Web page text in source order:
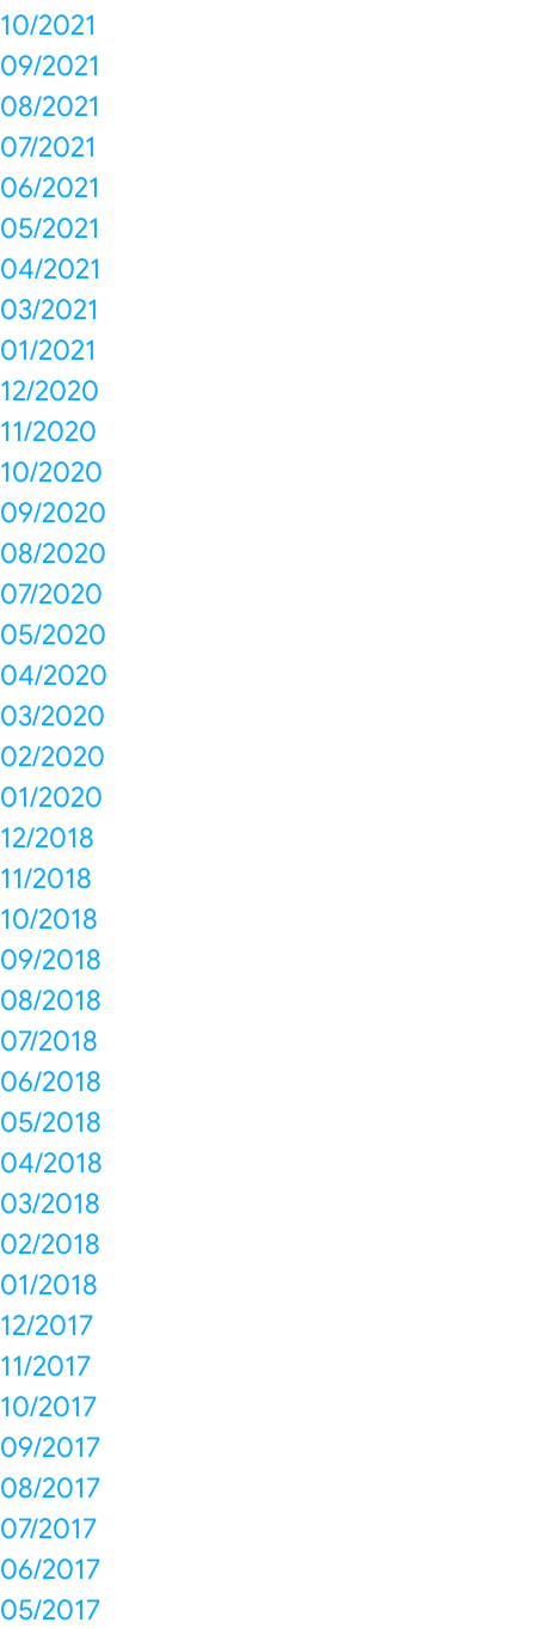
10/2021
09/2021
08/2021
07/2021
06/2021
05/2021
04/2021
03/2021
01/2021
12/2020
11/2020
10/2020
09/2020
08/2020
07/2020
05/2020
04/2020
03/2020
02/2020
01/2020
12/2018
11/2018
10/2018
09/2018
08/2018
07/2018
06/2018
05/2018
04/2018
03/2018
02/2018
01/2018
12/2017
11/2017
10/2017
09/2017
08/2017
07/2017
06/2017
05/2017